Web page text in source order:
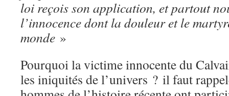
loi reçois son application, et partout
l’innocence dont la douleur et le
monde »
Pourquoi la victime innocente du
les iniquités de l’univers ? il faut